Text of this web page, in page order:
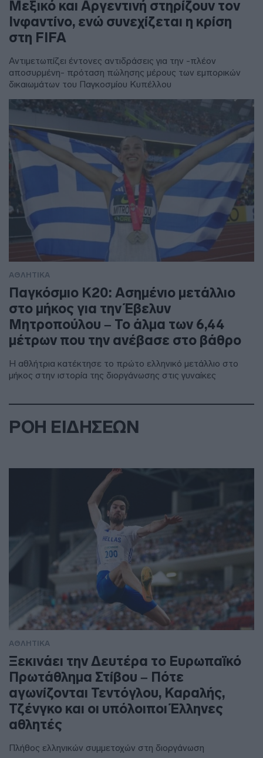
Μεξικό και Αργεντινή στηρίζουν τον
Ινφαντίνο, ενώ συνεχίζεται η κρίση
στη FIFA
Αντιμετωπίζει έντονες αντιδράσεις για την -πλέον
αποσυρμένη- πρόταση πώλησης μέρους των εμπορικών
δικαιωμάτων του Παγκοσμίου Κυπέλλου
ΑΘΛΗΤΙΚΑ
Παγκόσμιο Κ20: Ασημένιο μετάλλιο
στο μήκος για την Έβελυν
Μητροπούλου – Το άλμα των 6,44
μέτρων που την ανέβασε στο βάθρο
Η αθλήτρια κατέκτησε το πρώτο ελληνικό μετάλλιο στο
μήκος στην ιστορία της διοργάνωσης στις γυναίκες
ΡΟΗ ΕΙΔΗΣΕΩΝ
ΑΘΛΗΤΙΚΑ
Ξεκινάει την Δευτέρα το Ευρωπαϊκό
Πρωτάθλημα Στίβου – Πότε
αγωνίζονται Τεντόγλου, Καραλής,
Τζένγκο και οι υπόλοιποι Έλληνες
αθλητές
Πλήθος ελληνικών συμμετοχών στη διοργάνωση